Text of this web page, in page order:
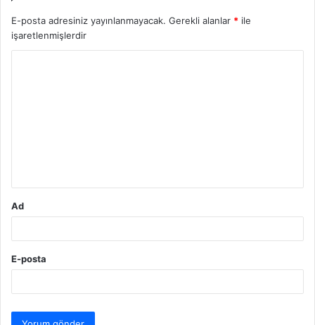
E-posta adresiniz yayınlanmayacak. Gerekli alanlar * ile
işaretlenmişlerdir
Ad
E-posta